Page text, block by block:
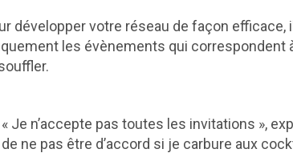
développer votre réseau de façon
les évènements qui correspondent
« Je n’accepte pas toutes les invitations »,
de ne pas être d’accord si je carbure aux